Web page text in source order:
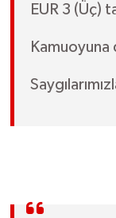
EUR 3 (Üç)
Kamuoyuna